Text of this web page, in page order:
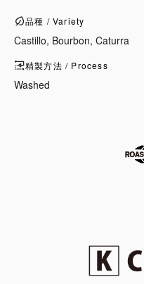
品種 / Variety
Castillo, Bourbon, Caturra
精製方法 / Process
Washed